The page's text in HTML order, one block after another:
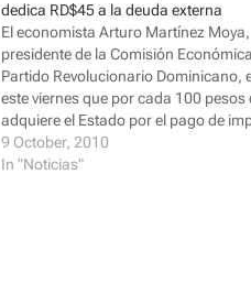
dedica RD$45 a la deuda externa
El economista Arturo Martínez Moya,
presidente de la Comisión
Partido Revolucionario Dominicano,
este viernes que por cada 100 pesos
adquiere el Estado por el pago de
45 de ellos se dedican al pago de la
externa. De acuerdo a estas cifras,
9 October, 2010
In "Noticias"